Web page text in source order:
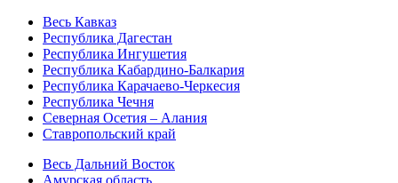
Весь Кавказ
Республика Дагестан
Республика Ингушетия
Республика Кабардино-Балкария
Республика Карачаево-Черкесия
Республика Чечня
Северная Осетия – Алания
Ставропольский край
Весь Дальний Восток
Амурская область